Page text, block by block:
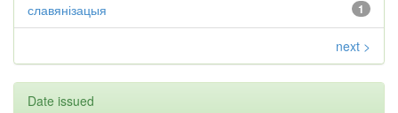
1
славянізацыя
next >
Date issued